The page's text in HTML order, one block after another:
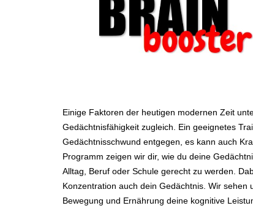
Einige Faktoren der heutigen modernen Zeit
Gedächtnisfähigkeit zugleich. Ein geeignetes
Gedächtnisschwund entgegen, es kann auch
Programm zeigen wir dir, wie du deine
Alltag, Beruf oder Schule gerecht zu werden.
Konzentration auch dein Gedächtnis. Wir
Bewegung und Ernährung deine kognitive